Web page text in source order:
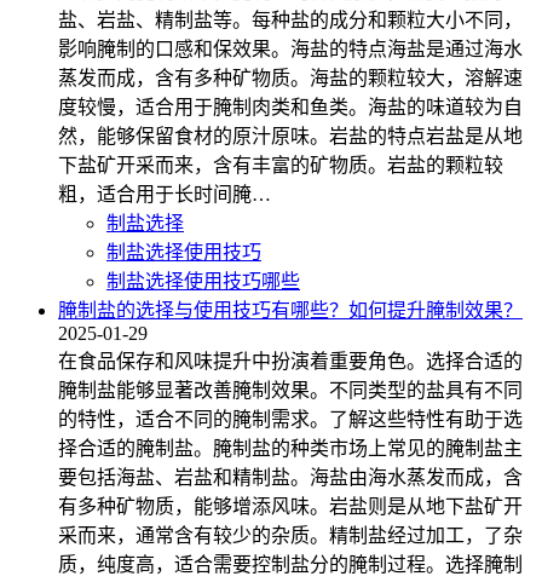
盐、岩盐、精制盐等。每种盐的成分和颗粒大小不同，
影响腌制的口感和保效果。海盐的特点海盐是通过海水
蒸发而成，含有多种矿物质。海盐的颗粒较大，溶解速
度较慢，适合用于腌制肉类和鱼类。海盐的味道较为自
然，能够保留食材的原汁原味。岩盐的特点岩盐是从地
下盐矿开采而来，含有丰富的矿物质。岩盐的颗粒较
粗，适合用于长时间腌…
制盐选择
制盐选择使用技巧
制盐选择使用技巧哪些
腌制盐的选择与使用技巧有哪些？如何提升腌制效果？
2025-01-29
在食品保存和风味提升中扮演着重要角色。选择合适的
腌制盐能够显著改善腌制效果。不同类型的盐具有不同
的特性，适合不同的腌制需求。了解这些特性有助于选
择合适的腌制盐。腌制盐的种类市场上常见的腌制盐主
要包括海盐、岩盐和精制盐。海盐由海水蒸发而成，含
有多种矿物质，能够增添风味。岩盐则是从地下盐矿开
采而来，通常含有较少的杂质。精制盐经过加工，了杂
质，纯度高，适合需要控制盐分的腌制过程。选择腌制